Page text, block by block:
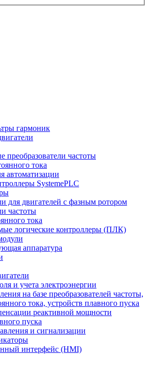
гармоник
преобразователи частоты
тока
автоматизации
SystemePLC
для двигателей с фазным ротором
частоты
тока
логические контроллеры (ПЛК)
аппаратура
и учета электроэнергии
на базе преобразователей частоты,
тока, устройств плавного пуска
реактивной мощности
пуска
и сигнализации
интерфейс (HMI)